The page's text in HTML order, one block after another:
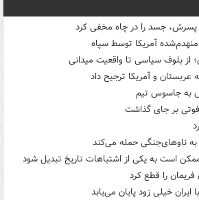
جسد را در چاه مخفی کرد
منهدم‌شده آمریکا توسط سپاه
از بلوف سیاسی تا واقعیت میدانی
عربستان و آمریکا ترجیح داد
به جاسوس تیم
است به یکی از اشتباهات تاریخ تبدیل شود
را قطع کرد
خیلی زود پایان می‌یابد